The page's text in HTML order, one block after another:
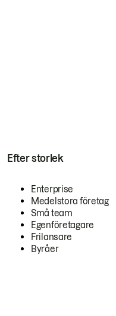
Efter storlek
Enterprise
Medelstora företag
Små team
Egenföretagare
Frilansare
Byråer